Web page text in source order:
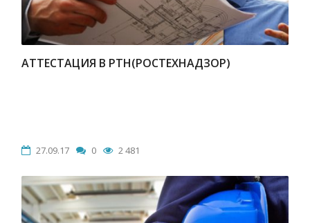
АТТЕСТАЦИЯ В РТН(РОСТЕХНАДЗОР)
27.09.17 0 2 481